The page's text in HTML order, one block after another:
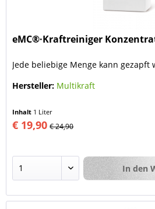
eMC®·Kraftreiniger
Jede beliebige Menge kann gezapft
Hersteller: Multikraft
Inhalt 1 Liter
€ 19,90 € 24,90
In den